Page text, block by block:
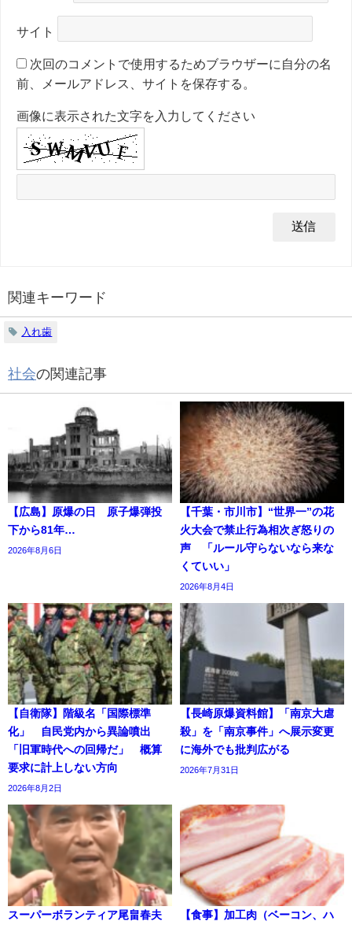
サイト
次回のコメントで使用するためブラウザーに自分の名
前、メールアドレス、サイトを保存する。
画像に表示された文字を入力してください
関連キーワード
入れ歯
社会の関連記事
【広島】原爆の日 原子爆弾投
下から81年…
2026年8月6日
【千葉・市川市】“世界一”の花
火大会で禁止行為相次ぎ怒りの
声 「ルール守らないなら来な
くていい」
2026年8月4日
【自衛隊】階級名「国際標準
化」 自民党内から異論噴出
「旧軍時代への回帰だ」 概算
要求に計上しない方向
2026年8月2日
【長崎原爆資料館】「南京大虐
殺」を「南京事件」へ展示変更
に海外でも批判広がる
2026年7月31日
スーパーボランティア尾畠春夫
【食事】加工肉（ベーコン、ハ